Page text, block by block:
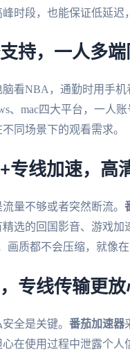
时段，也能保证低延迟
持，一人多端
脑看NBA，通勤时用手
、mac四大平台，一人
同场景下的观看需求。
专线加速，高
量不够或者突然断流。
选的回国影音、游戏加
质都不会压缩，就像在
专线传输更放
全是关键。 番茄加速器
在使用过程中泄露个人